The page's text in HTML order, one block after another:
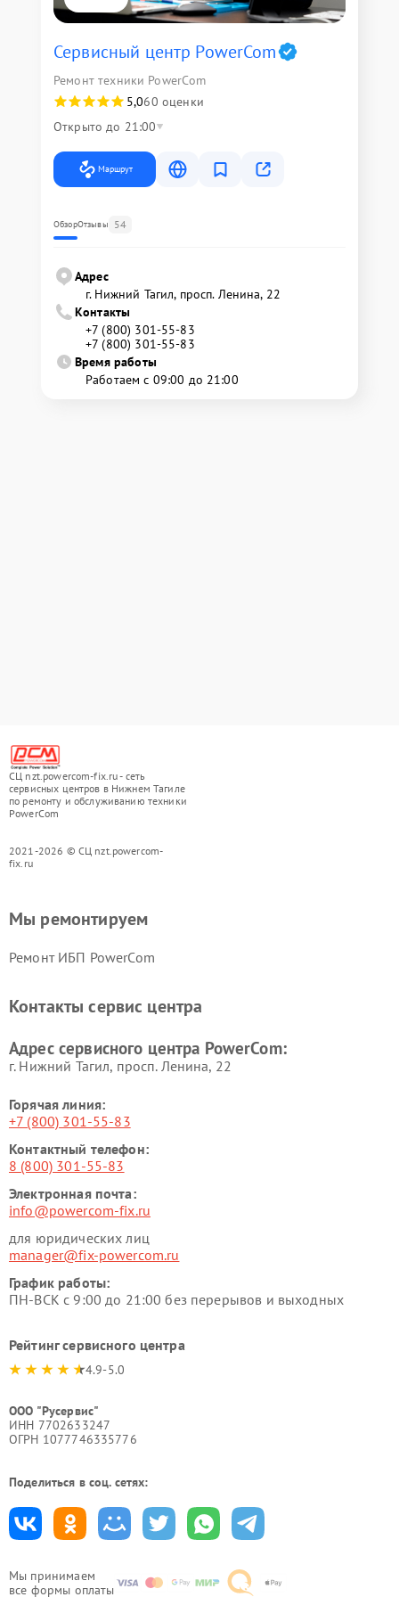
Сервисный центр PowerCom
Ремонт техники PowerCom
5,060 оценки
Открыто до 21:00
Маршрут
ОбзорОтзывы 54
Адрес
г. Нижний Тагил, просп. Ленина, 22
Контакты
+7 (800) 301-55-83
+7 (800) 301-55-83
Время работы
Работаем с 09:00 до 21:00
СЦ nzt.powercom-fix.ru - сеть
сервисных центров в Нижнем Тагиле
по ремонту и обслуживанию техники
PowerCom
2021-2026 © СЦ nzt.powercom-
fix.ru
Мы принимаем
все формы оплаты
Мы ремонтируем
Ремонт ИБП PowerCom
Контакты сервис центра
Адрес сервисного центра PowerCom:
г. Нижний Тагил, просп. Ленина, 22
Горячая линия:
+7 (800) 301-55-83
Контактный телефон:
8 (800) 301-55-83
Электронная почта:
info@powercom-fix.ru
для юридических лиц
manager@fix-powercom.ru
График работы:
ПН-ВСК с 9:00 до 21:00 без перерывов и выходных
Рейтинг сервисного центра
4.9-5.0
ООО "Русервис"
ИНН 7702633247
ОГРН 1077746335776
Поделиться в соц. сетях: